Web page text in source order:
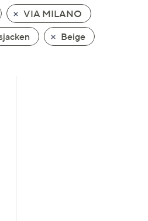
VIA MILANO
Beige